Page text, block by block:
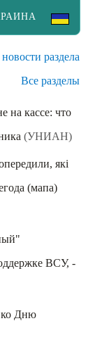
новости раздела
Все разделы
на кассе: что
(УНИАН)
які
(мапа)
ВСУ, -
ко Дню